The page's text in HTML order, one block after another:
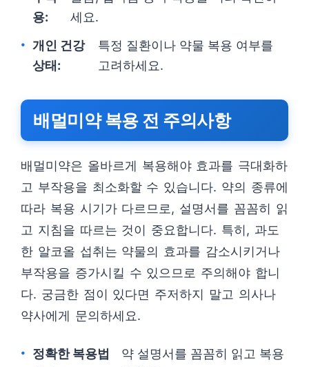
용:
세요.
개인 건강
상태:
특정 질환이나 약물 복용 여부를
고려하세요.
배멀미약 복용 전 주의사항
배멀미약은 올바르게 복용해야 효과를 극대화하
고 부작용을 최소화할 수 있습니다. 약의 종류에
따라 복용 시기가 다르므로, 설명서를 꼼꼼히 읽
고 지침을 따르는 것이 중요합니다. 특히, 과도
한 알코올 섭취는 약물의 효과를 감소시키거나
부작용을 증가시킬 수 있으므로 주의해야 합니
다. 궁금한 점이 있다면 주저하지 말고 의사나
약사에게 문의하세요.
정확한 복용법
약 설명서를 꼼꼼히 읽고 복용